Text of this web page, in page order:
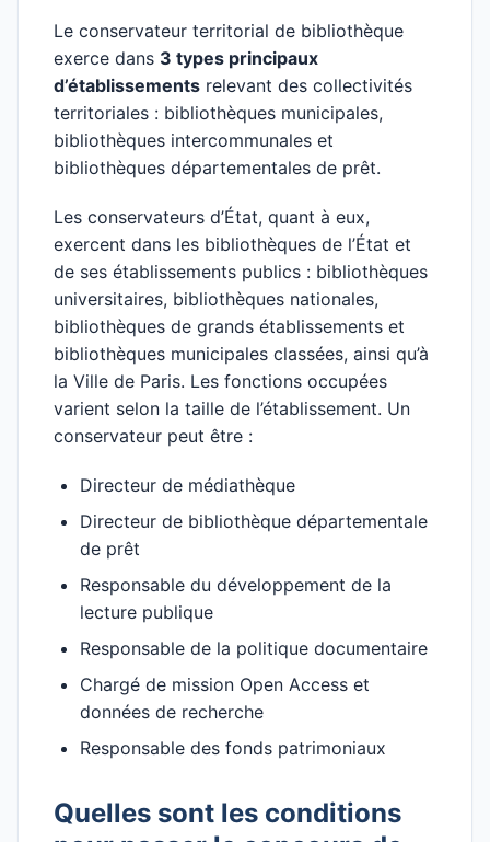
Le conservateur territorial de bibliothèque
exerce dans 3 types principaux
d’établissements relevant des collectivités
territoriales : bibliothèques municipales,
bibliothèques intercommunales et
bibliothèques départementales de prêt.
Les conservateurs d’État, quant à eux,
exercent dans les bibliothèques de l’État et
de ses établissements publics : bibliothèques
universitaires, bibliothèques nationales,
bibliothèques de grands établissements et
bibliothèques municipales classées, ainsi qu’à
la Ville de Paris. Les fonctions occupées
varient selon la taille de l’établissement. Un
conservateur peut être :
Directeur de médiathèque
Directeur de bibliothèque départementale
de prêt
Responsable du développement de la
lecture publique
Responsable de la politique documentaire
Chargé de mission Open Access et
données de recherche
Responsable des fonds patrimoniaux
Quelles sont les conditions